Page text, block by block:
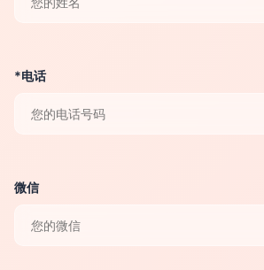
*电话
微信